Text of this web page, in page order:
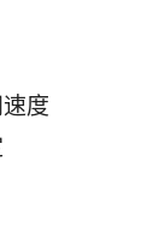
度